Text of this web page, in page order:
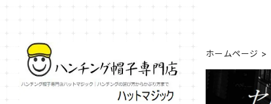
ホームページ